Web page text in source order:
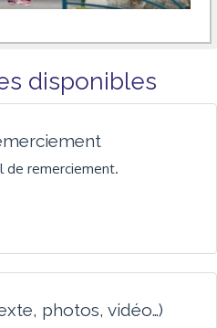
disponibles
de remerciement.
photos, vidéo…)